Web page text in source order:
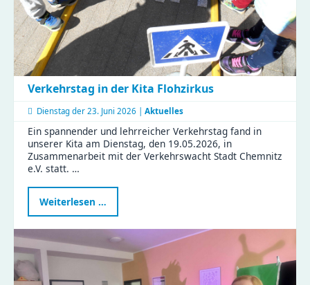
Verkehrstag in der Kita Flohzirkus
Dienstag der 23. Juni 2026 | Aktuelles
Ein spannender und lehrreicher Verkehrstag fand in
unserer Kita am Dienstag, den 19.05.2026, in
Zusammenarbeit mit der Verkehrswacht Stadt Chemnitz
e.V. statt. …
Weiterlesen …
in
der
Kita
Flohzirkus